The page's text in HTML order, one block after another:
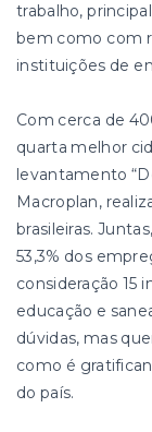
trabalho,
bem como com
instituições de
Com cerca de
quarta melhor
levantamento
Macroplan,
brasileiras.
53,3% dos
consideração 15
educação e
dúvidas, mas
como é
do país.